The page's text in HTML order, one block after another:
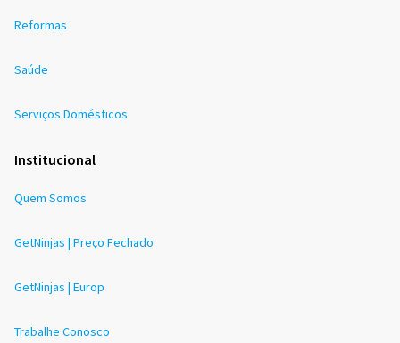
Reformas
Saúde
Serviços Domésticos
Institucional
Quem Somos
GetNinjas | Preço Fechado
GetNinjas | Europ
Trabalhe Conosco